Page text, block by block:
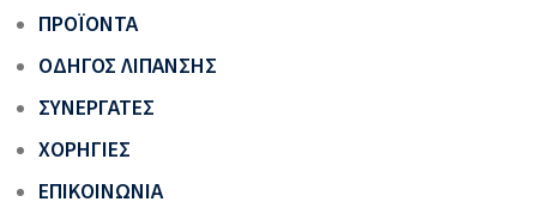
ΠΡΟΪΌΝΤΑ
ΟΔΗΓΌΣ ΛΊΠΑΝΣΗΣ
ΣΥΝΕΡΓΆΤΕΣ
ΧΟΡΗΓΊΕΣ
ΕΠΙΚΟΙΝΩΝΊΑ